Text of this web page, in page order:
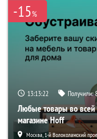
-15%
13:13:21 Получили:
Любые товары во всей
магазине Hoff
Москва, 1-й Волоколамский